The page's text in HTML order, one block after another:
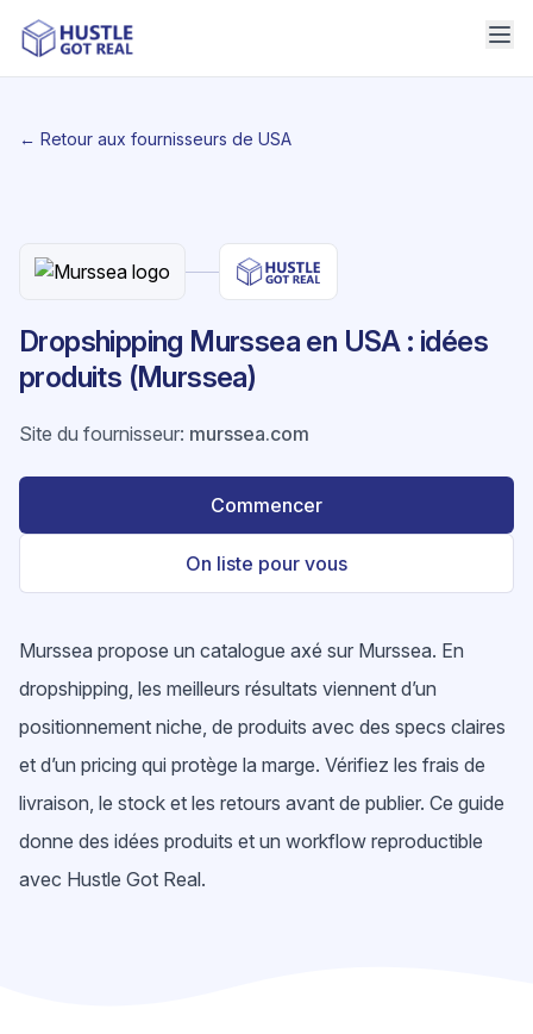
← Retour aux fournisseurs de USA
Dropshipping Murssea en USA : idées
produits (Murssea)
Site du fournisseur: murssea.com
Commencer
On liste pour vous
Murssea propose un catalogue axé sur Murssea. En
dropshipping, les meilleurs résultats viennent d’un
positionnement niche, de produits avec des specs claires
et d’un pricing qui protège la marge. Vérifiez les frais de
livraison, le stock et les retours avant de publier. Ce guide
donne des idées produits et un workflow reproductible
avec Hustle Got Real.